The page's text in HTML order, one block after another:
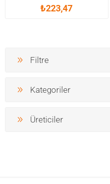
₺223,47
Filtre
Kategoriler
Üreticiler